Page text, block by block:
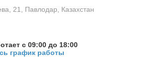
21, Павлодар, Казахстан
с 09:00 до 18:00
график работы